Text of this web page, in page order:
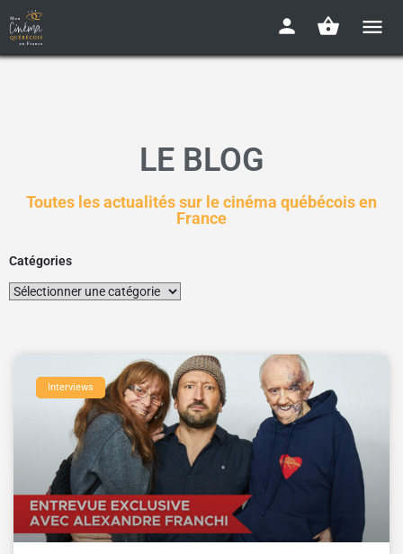
LE BLOG
Toutes les actualités sur le cinéma québécois en
France
Catégories
Interviews